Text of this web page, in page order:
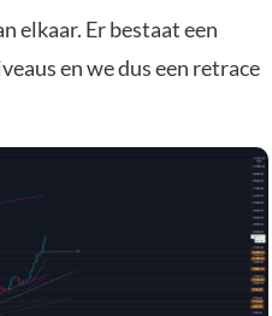
elkaar. Er bestaat een
en we dus een retrace